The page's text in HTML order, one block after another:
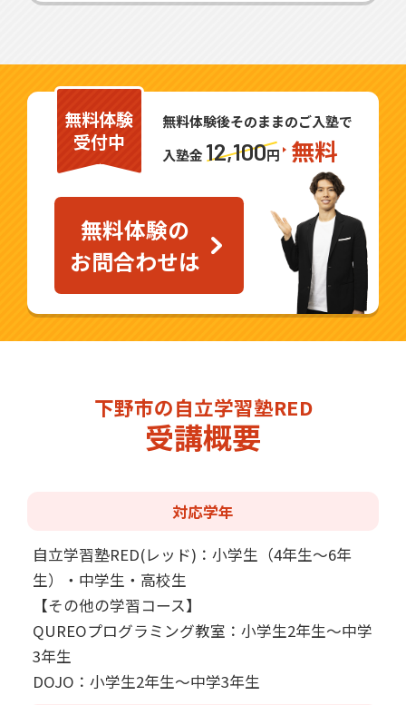
無料体験
受付中
無料体験後そのままのご入塾で
入塾金 12,100円 無料
無料体験の
お問合わせは
下野市の自立学習塾RED
受講概要
対応学年
自立学習塾RED(レッド)：小学生（4年生～6年
生）・中学生・高校生
【その他の学習コース】
QUREOプログラミング教室：小学生2年生～中学
3年生
DOJO：小学生2年生～中学3年生